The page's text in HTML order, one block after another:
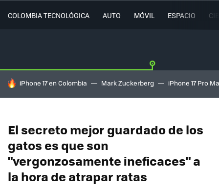
COLOMBIA TECNOLÓGICA AUTO MÓVIL ESPACIO
HOY SE HABLA DE
iPhone 17 en Colombia Mark Zuckerberg iPhone 17 Pro
El secreto mejor guardado de los
gatos es que son
"vergonzosamente ineficaces" a
la hora de atrapar ratas